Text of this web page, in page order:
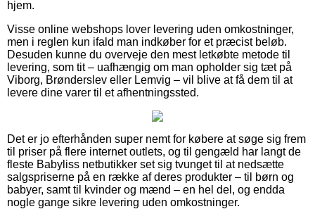
hjem.
Visse online webshops lover levering uden omkostninger,
men i reglen kun ifald man indkøber for et præcist beløb.
Desuden kunne du overveje den mest letkøbte metode til
levering, som tit – uafhængig om man opholder sig tæt på
Viborg, Brønderslev eller Lemvig – vil blive at få dem til at
levere dine varer til et afhentningssted.
Det er jo efterhånden super nemt for købere at søge sig frem
til priser på flere internet outlets, og til gengæld har langt de
fleste Babyliss netbutikker set sig tvunget til at nedsætte
salgspriserne på en række af deres produkter – til børn og
babyer, samt til kvinder og mænd – en hel del, og endda
nogle gange sikre levering uden omkostninger.